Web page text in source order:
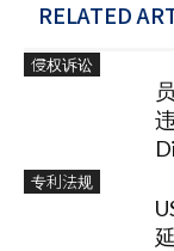
RELATED
侵权诉讼
专利法规